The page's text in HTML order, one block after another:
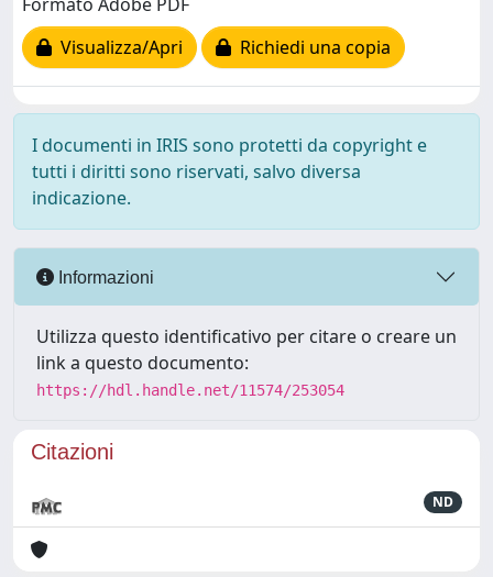
Visualizza/Apri
Richiedi una copia
I documenti in IRIS sono protetti da copyright e
tutti i diritti sono riservati, salvo diversa
indicazione.
Informazioni
Utilizza questo identificativo per citare o creare un
link a questo documento:
https://hdl.handle.net/11574/253054
Citazioni
ND